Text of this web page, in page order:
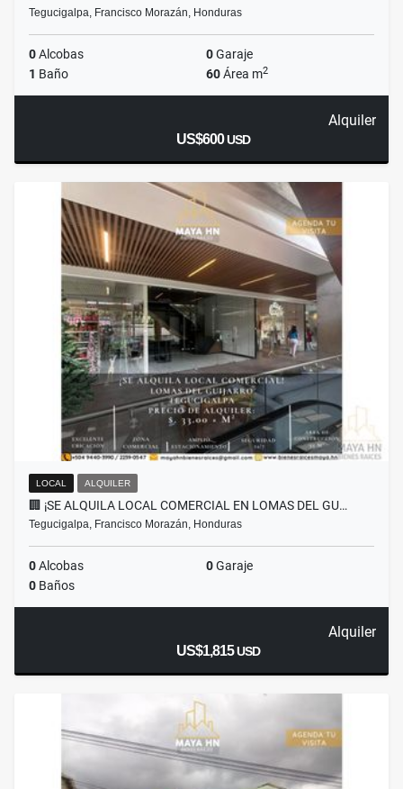
Tegucigalpa, Francisco Morazán, Honduras
0Alcobas 0Garaje
1 Baño 60Área m2
Alquiler
US$600USD
LOCAL ALQUILER
🏢 ¡SE ALQUILA LOCAL COMERCIAL EN LOMAS DEL GU…
Tegucigalpa, Francisco Morazán, Honduras
0Alcobas 0Garaje
0 Baños
Alquiler
US$1,815USD